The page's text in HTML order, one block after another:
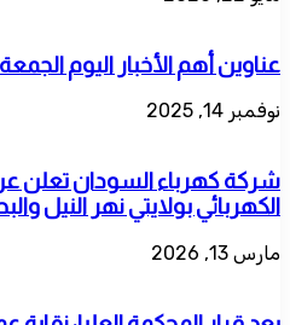
عناوين أهم الأخبار اليوم الجمعة ١٤ نوفمبر ٢٠٢٥م
نوفمبر 14, 2025
شركة كهرباء السودان تعلن
الكهربائي بولايتي نهر النيل
مارس 13, 2026